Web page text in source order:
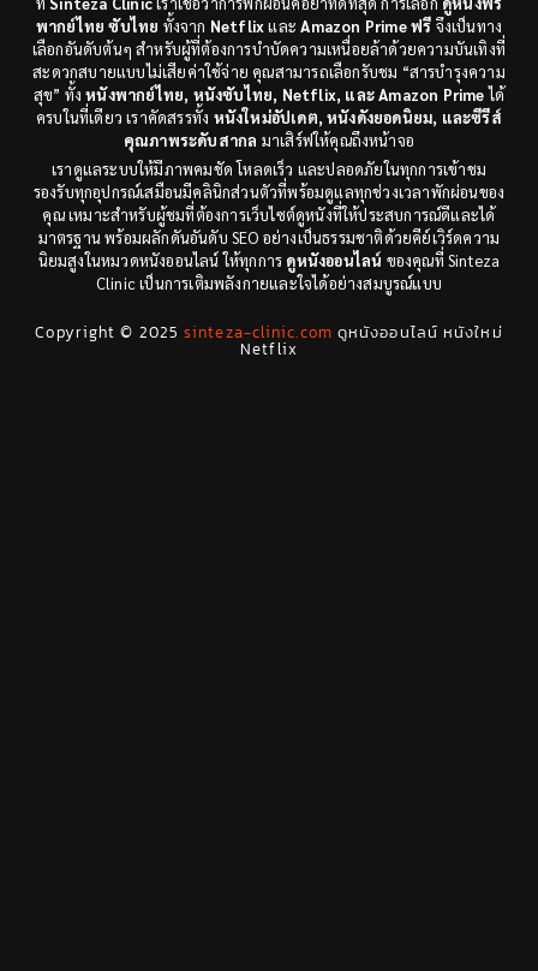
Detective สืบสวน(18)
Disaster(9)
Disney+(8)
Documentary สารคดี(12)
Documentary สารคดี(3)
Drama ดราม่า(278)
Drama ดราม่า(29)
1971
1962
พากย์ไทย ซับไทย ทั้งจาก NetflixและAmazon Prime ฟรี จึงเป็นทาง
เลือกอันดับต้นๆ สำหรับผู้ที่ต้องการบำบัดความเหนื่อยล้าด้วยความบันเทิงที่
สะดวกสบายแบบไม่เสียค่าใช้จ่าย คุณสามารถเลือกรับชม “สารบำรุงความ
สุข” ทั้งหนังพากย์ไทย, หนังซับไทย, Netflix, และ Amazon Primeได้
ครบในที่เดียว เราคัดสรรทั้ง หนังใหม่อัปเดต, หนังดังยอดนิยม, และซีรีส์
คุณภาพระดับสากล มาเสิร์ฟให้คุณถึงหน้าจอ
เราดูแลระบบให้มีภาพคมชัด โหลดเร็ว และปลอดภัยในทุกการเข้าชม
รองรับทุกอุปกรณ์เสมือนมีคลินิกส่วนตัวที่พร้อมดูแลทุกช่วงเวลาพักผ่อนของ
คุณ เหมาะสำหรับผู้ชมที่ต้องการเว็บไซต์ดูหนังที่ให้ประสบการณ์ดีและได้
มาตรฐาน พร้อมผลักดันอันดับ SEO อย่างเป็นธรรมชาติด้วยคีย์เวิร์ดความ
นิยมสูงในหมวดหนังออนไลน์ ให้ทุกการ ดูหนังออนไลน์ ของคุณที่ Sinteza
Clinic เป็นการเติมพลังกายและใจได้อย่างสมบูรณ์แบบ
Copyright © 2025sinteza-clinic.com ดูหนังออนไลน์ หนังใหม่
Netflix